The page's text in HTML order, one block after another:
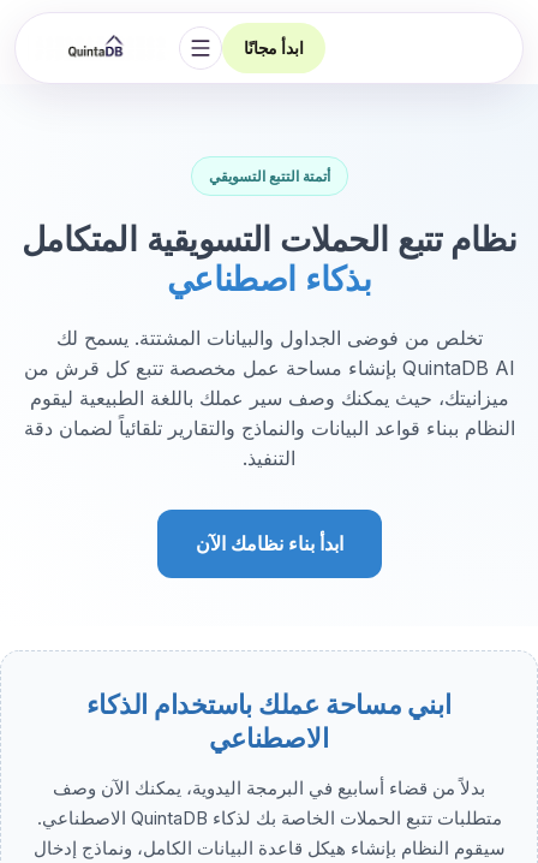
ابدأ مجانًا
فتح التنقل
أتمتة التتبع التسويقي
نظام تتبع الحملات التسويقية المتكامل
بذكاء اصطناعي
تخلص من فوضى الجداول والبيانات المشتتة. يسمح لك
QuintaDB AI بإنشاء مساحة عمل مخصصة تتبع كل قرش من
ميزانيتك، حيث يمكنك وصف سير عملك باللغة الطبيعية ليقوم
النظام ببناء قواعد البيانات والنماذج والتقارير تلقائياً لضمان دقة
التنفيذ.
ابدأ بناء نظامك الآن
ابني مساحة عملك باستخدام الذكاء
الاصطناعي
بدلاً من قضاء أسابيع في البرمجة اليدوية، يمكنك الآن وصف
متطلبات تتبع الحملات الخاصة بك لذكاء QuintaDB الاصطناعي.
سيقوم النظام بإنشاء هيكل قاعدة البيانات الكامل، ونماذج إدخال